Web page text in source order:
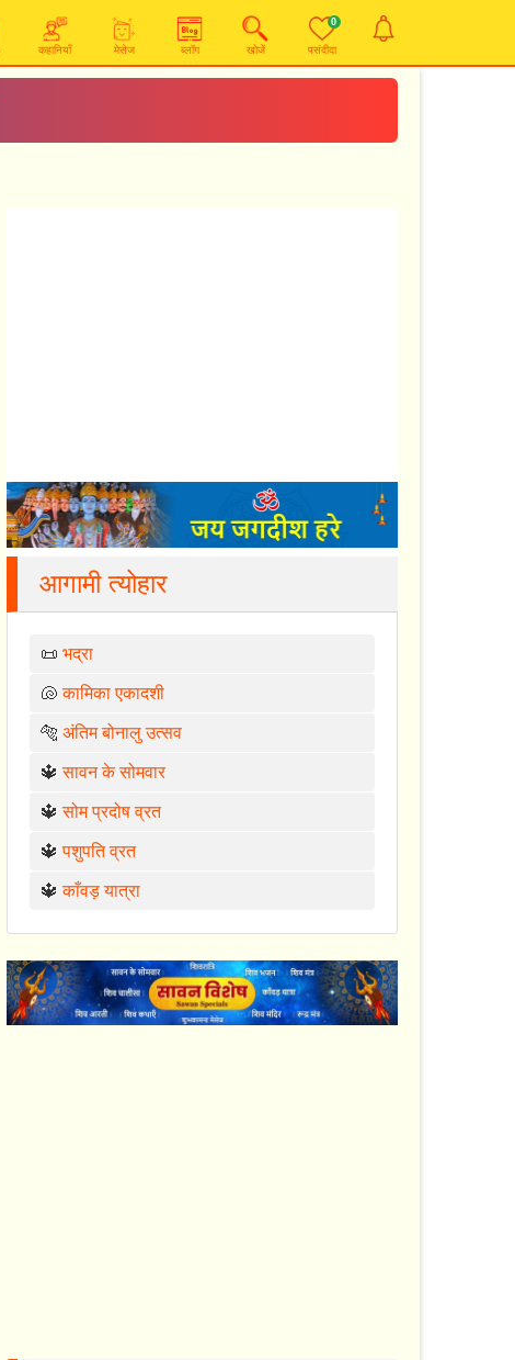
कहानियाँ मेसेज ब्लॉग खोजें
0
पसंदीदा
आगामी त्योहार
📜भद्रा
🐚कामिका एकादशी
🐅अंतिम बोनालु उत्सव
🔱सावन के सोमवार
🔱सोम प्रदोष व्रत
🔱पशुपति व्रत
🔱काँवड़ यात्रा